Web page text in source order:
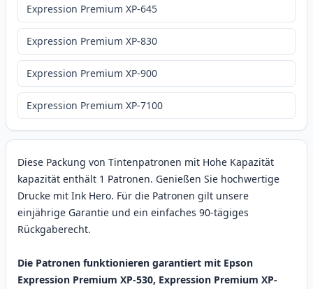
Diese Packung von Tintenpatronen mit Hohe Kapazität
kapazität enthält 1 Patronen. Genießen Sie hochwertige
Drucke mit Ink Hero. Für die Patronen gilt unsere
einjährige Garantie und ein einfaches 90-tägiges
Rückgaberecht.
Die Patronen funktionieren garantiert mit Epson
Expression Premium XP-530, Expression Premium XP-
Expression Premium XP-645
Expression Premium XP-830
Expression Premium XP-900
Expression Premium XP-7100